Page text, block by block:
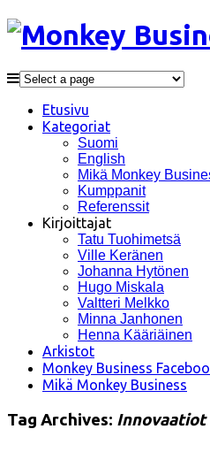
Etusivu
Kategoriat
Suomi
English
Mikä Monkey
Kumppanit
Referenssit
Kirjoittajat
Tatu Tuohimetsä
Ville Keränen
Johanna Hytönen
Hugo Miskala
Valtteri Melkko
Minna Janhonen
Henna Kääriäinen
Arkistot
Monkey Business
Mikä Monkey Business
Tag Archives: Innovaatiot